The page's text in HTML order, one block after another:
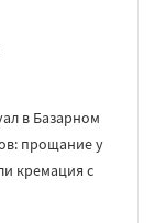
в Базарном
прощание у
кремация с